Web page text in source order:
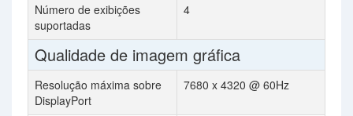
Número de exibições
suportadas
4
Qualidade de imagem gráfica
Resolução máxima sobre
DisplayPort
7680 x 4320 @ 60Hz